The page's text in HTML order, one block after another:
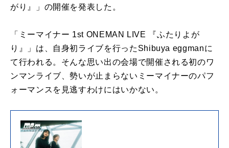
がり』」の開催を発表した。
「ミーマイナー 1st ONEMAN LIVE 『ふたりよが
り』」は、自身初ライブを行ったShibuya eggmanに
て行われる。そんな思い出の会場で開催される初のワ
ンマンライブ、勢いが止まらないミーマイナーのパフ
ォーマンスを見逃すわけにはいかない。